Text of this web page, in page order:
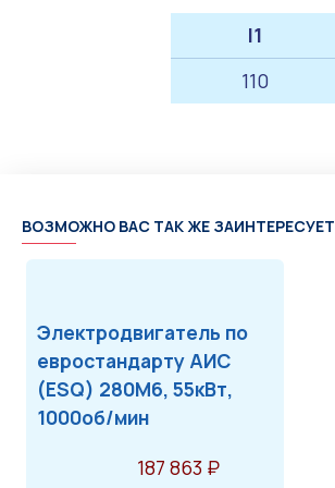
l1
110
ВОЗМОЖНО ВАС ТАК ЖЕ ЗАИНТЕРЕСУЕТ
Электродвигатель по
евростандарту АИС
(ESQ) 280M6, 55кВт,
1000об/мин
187 863 ₽